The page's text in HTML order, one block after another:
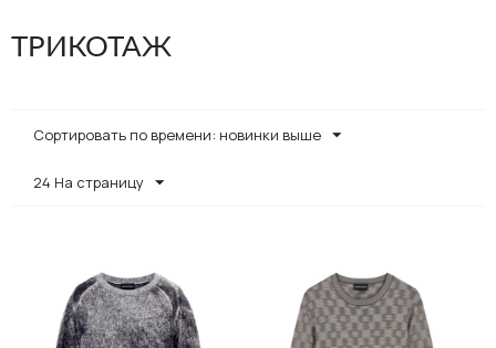
ТРИКОТАЖ
Сортировать по времени: новинки выше
24 На страницу